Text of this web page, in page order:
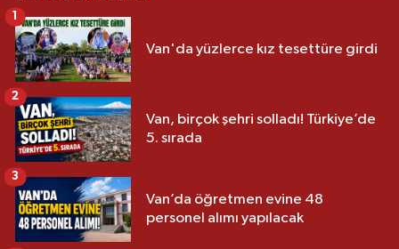
Van'da yüzlerce kız tesettüre girdi
1
Van, birçok şehri solladı! Türkiye’de
5. sırada
2
Van’da öğretmen evine 48
personel alımı yapılacak
3